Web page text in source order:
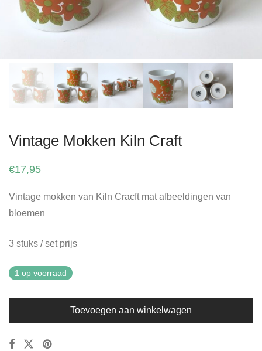
Vintage Mokken Kiln Craft
€17,95
Vintage mokken van Kiln Cracft mat afbeeldingen van
bloemen
3 stuks / set prijs
1 op voorraad
Toevoegen aan winkelwagen